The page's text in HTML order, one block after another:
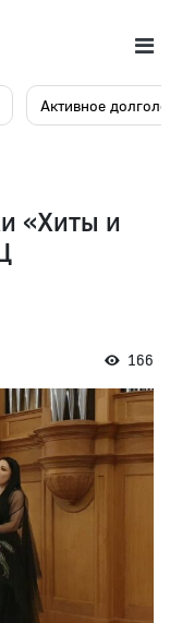
Активное
«Хиты и
166